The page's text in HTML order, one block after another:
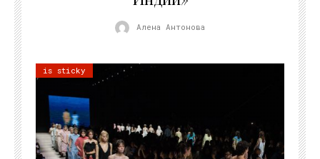
Алена Антонова
is sticky